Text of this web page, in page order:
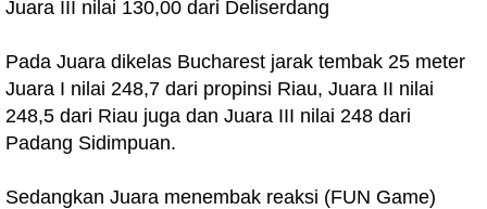
Juara III nilai 130,00 dari Deliserdang
Pada Juara dikelas Bucharest jarak tembak 25 meter
Juara I nilai 248,7 dari propinsi Riau, Juara II nilai
248,5 dari Riau juga dan Juara III nilai 248 dari
Padang Sidimpuan.
Sedangkan Juara menembak reaksi (FUN Game)